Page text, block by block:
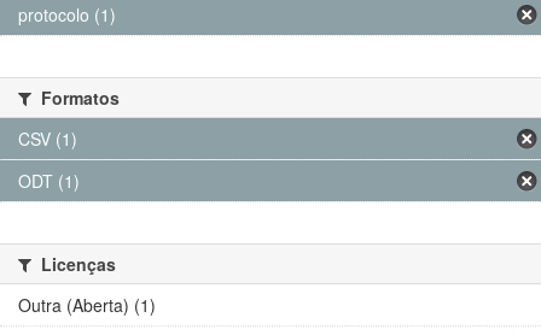
protocolo (1)
Formatos
CSV (1)
ODT (1)
Licenças
Outra (Aberta) (1)